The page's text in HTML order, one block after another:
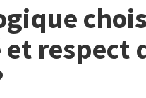
respect